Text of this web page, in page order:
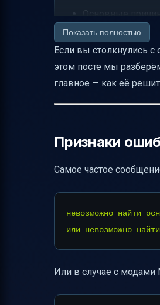
Основные
Как
Что значит
Пошаговое
Проверка
Что делать,
Советы для
Таблица
Итоговая схема
Показать полностью
Если вы столкнулись с
этом посте мы
главное — как её
Признаки
Самое частое
невозможно найти
Или в случае с модами